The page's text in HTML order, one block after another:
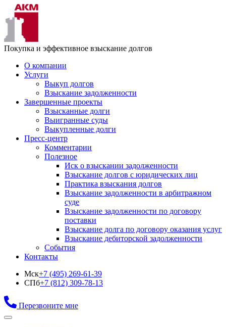
Покупка и эффективное взыскание долгов
О компании
Услуги
Выкуп долгов
Взыскание задолженности
Завершенные проекты
Взысканные долги
Выигранные суды
Выкупленные долги
Пресс-центр
Комментарии
Полезное
Иск о взыскании задолженности
Взыскание долгов с юридических лиц
Практика взыскания долгов
Взыскание задолженности в арбитражном
суде
Взыскание задолженности по договору
поставки
Взыскание долга по договору оказания услуг
Взыскание дебиторской задолженности
События
Контакты
Мск+7 (495) 269-61-39
СПб+7 (812) 309-78-13
Перезвоните мне